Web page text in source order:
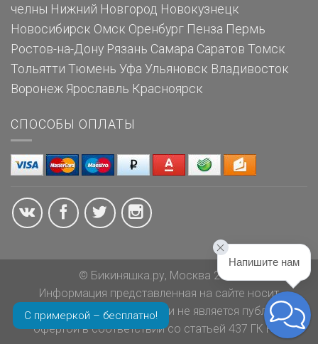
челны Нижний Новгород Новокузнецк
Новосибирск Омск Оренбург Пенза Пермь
Ростов-на-Дону Рязань Самара Саратов Томск
Тольятти Тюмень Уфа Ульяновск Владивосток
Воронеж Ярославль Красноярск
СПОСОБЫ ОПЛАТЫ
С примеркой – бесплатно!
© Бикиняшка.ру, Москва 2026
Информация представленная на сайте носит
ознакомительный характер и не является публичной
офертой в соответствии со статьей 437 ГК РФ.
Напишите нам